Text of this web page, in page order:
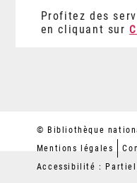
Profitez des
en cliquant sur
© Bibliothèque
Mentions légales
Accessibilité :